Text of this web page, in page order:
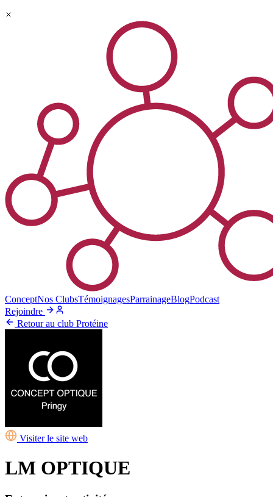
ConceptNos ClubsTémoignagesParrainageBlogPodcast
Rejoindre
Retour au club Protéine
Visiter le site web
LM OPTIQUE